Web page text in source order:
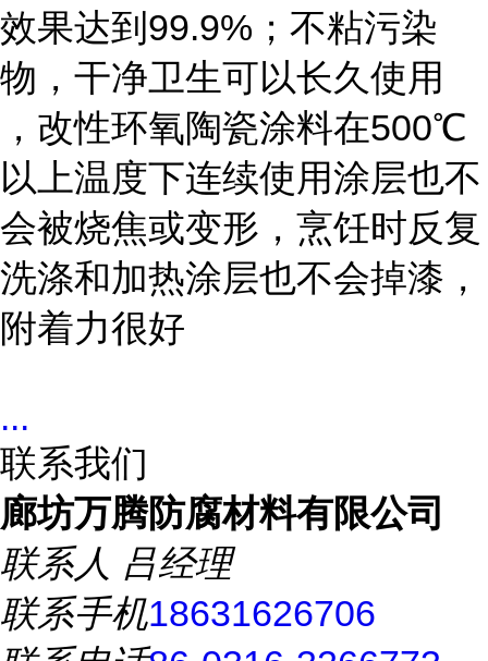
效果达到99.9%；不粘污染
物，干净卫生可以长久使用
，改性环氧陶瓷涂料在500℃
以上温度下连续使用涂层也不
会被烧焦或变形，烹饪时反复
洗涤和加热涂层也不会掉漆，
附着力很好
...
联系我们
廊坊万腾防腐材料有限公司
联系人 吕经理
联系手机18631626706